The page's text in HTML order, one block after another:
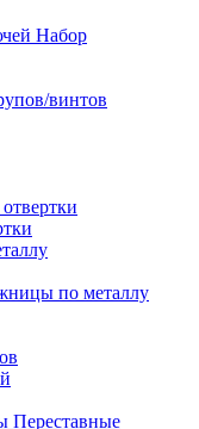
Набор
винтов
по металлу
Переставные